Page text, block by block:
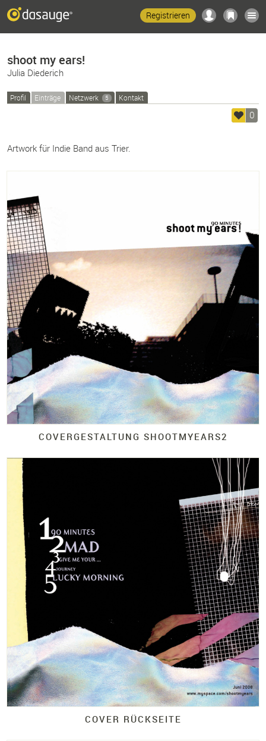
Registrieren
shoot my ears!
Julia Diederich
Profil Einträge Netzwerk 5 Kontakt
0
Artwork für Indie Band aus Trier.
COVERGESTALTUNG SHOOTMYEARS2
COVER RÜCKSEITE